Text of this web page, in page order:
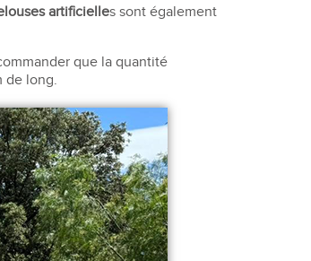
artificielles sont également
que la quantité
de long.